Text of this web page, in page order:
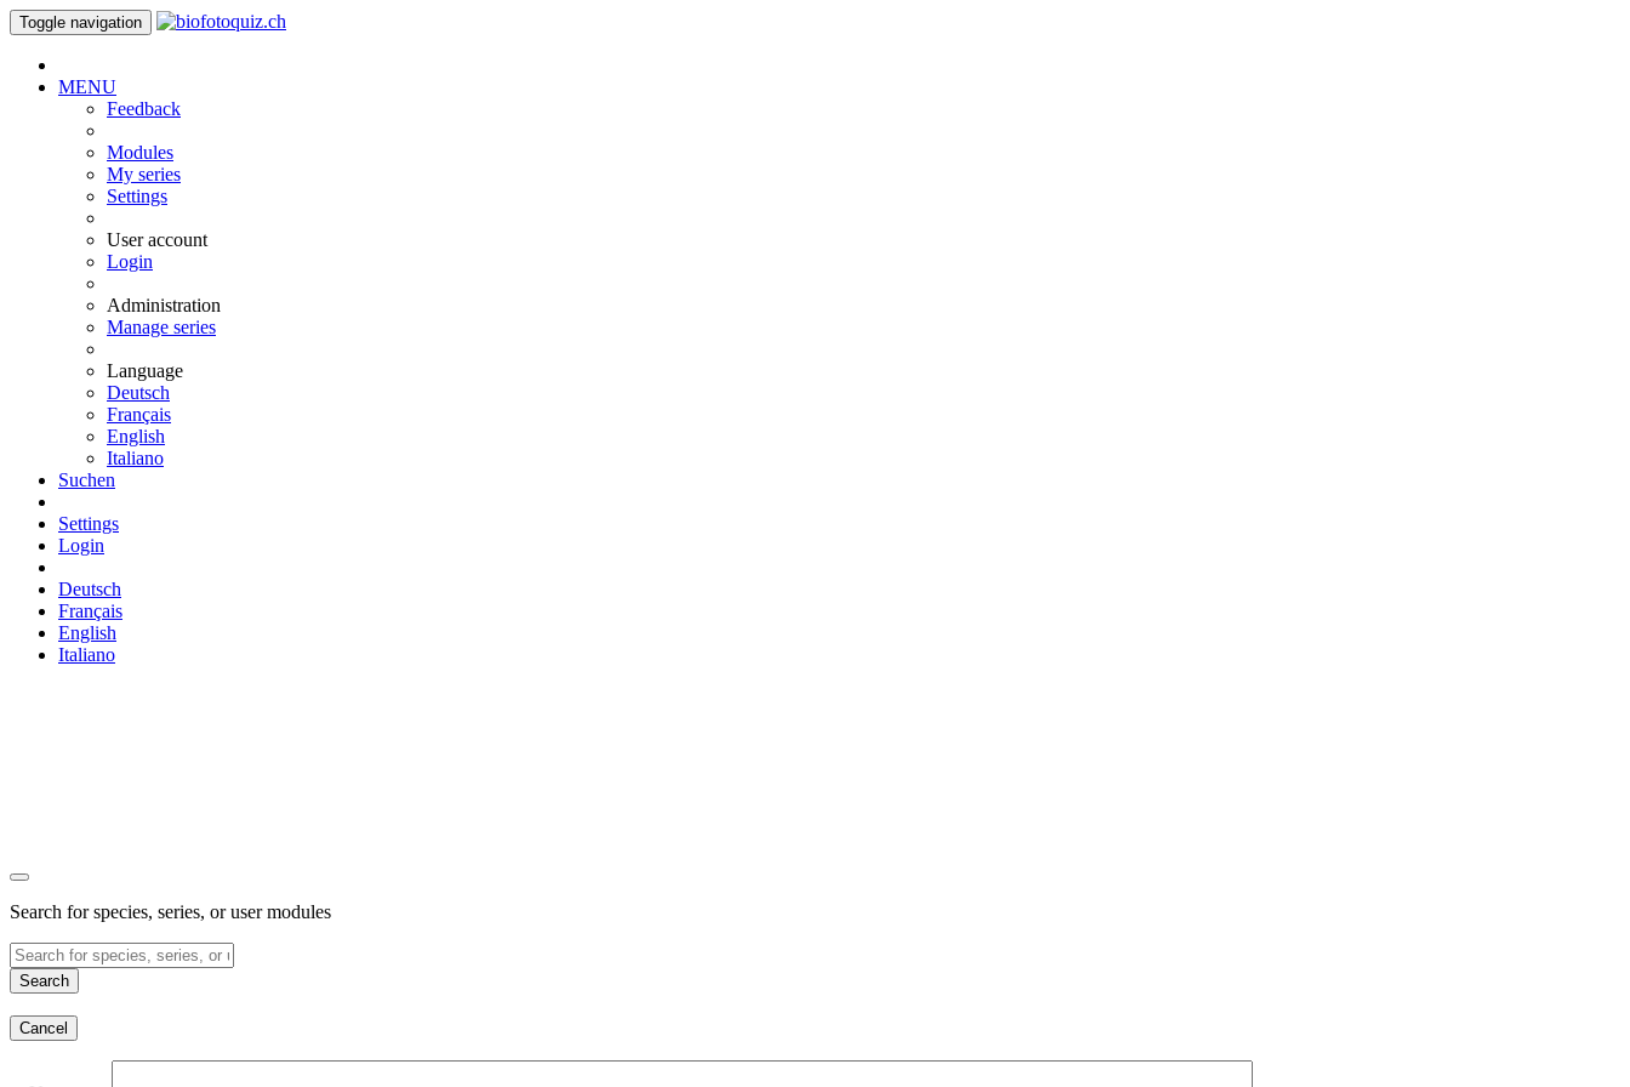
Toggle navigation
MENU
Feedback
Modules
My series
Settings
User account
Login
Administration
Manage series
Language
Deutsch
Français
English
Italiano
Suchen
Settings
Login
Deutsch
Français
English
Italiano
Search for species, series, or user modules
Search
Cancel